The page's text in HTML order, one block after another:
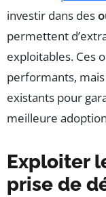
investir dans des
permettent
exploitables. Ces
performants,
existants pour
meilleure
Exploiter
prise de